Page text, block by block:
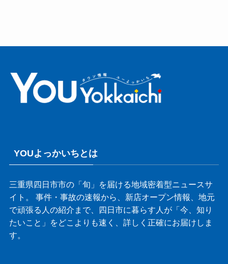
YOUよっかいちとは
三重県四日市市の「旬」を届ける地域密着型ニュースサ
イト。 事件・事故の速報から、新店オープン情報、地元
で頑張る人の紹介まで、四日市に暮らす人が「今、知り
たいこと」をどこよりも速く、詳しく正確にお届けしま
す。